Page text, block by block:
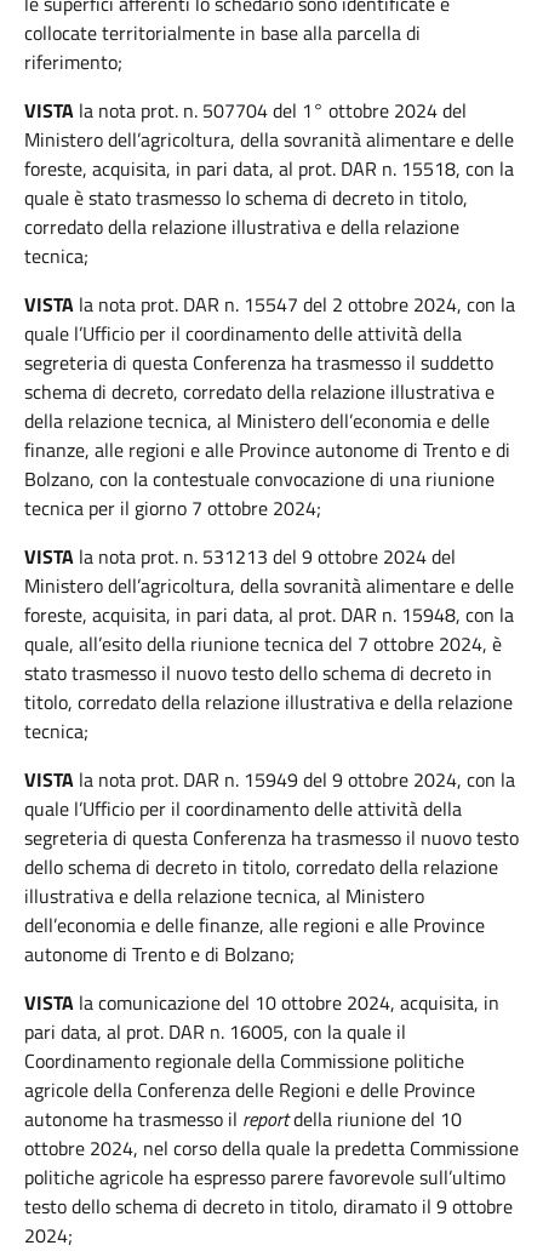
collocate territorialmente in base alla parcella di
riferimento;
VISTA la nota prot. n. 507704 del 1° ottobre 2024 del
Ministero dell’agricoltura, della sovranità alimentare e delle
foreste, acquisita, in pari data, al prot. DAR n. 15518, con la
quale è stato trasmesso lo schema di decreto in titolo,
corredato della relazione illustrativa e della relazione
tecnica;
VISTA la nota prot. DAR n. 15547 del 2 ottobre 2024, con la
quale l’Ufficio per il coordinamento delle attività della
segreteria di questa Conferenza ha trasmesso il suddetto
schema di decreto, corredato della relazione illustrativa e
della relazione tecnica, al Ministero dell’economia e delle
finanze, alle regioni e alle Province autonome di Trento e di
Bolzano, con la contestuale convocazione di una riunione
tecnica per il giorno 7 ottobre 2024;
VISTA la nota prot. n. 531213 del 9 ottobre 2024 del
Ministero dell’agricoltura, della sovranità alimentare e delle
foreste, acquisita, in pari data, al prot. DAR n. 15948, con la
quale, all’esito della riunione tecnica del 7 ottobre 2024, è
stato trasmesso il nuovo testo dello schema di decreto in
titolo, corredato della relazione illustrativa e della relazione
tecnica;
VISTA la nota prot. DAR n. 15949 del 9 ottobre 2024, con la
quale l’Ufficio per il coordinamento delle attività della
segreteria di questa Conferenza ha trasmesso il nuovo testo
dello schema di decreto in titolo, corredato della relazione
illustrativa e della relazione tecnica, al Ministero
dell’economia e delle finanze, alle regioni e alle Province
autonome di Trento e di Bolzano;
VISTA la comunicazione del 10 ottobre 2024, acquisita, in
pari data, al prot. DAR n. 16005, con la quale il
Coordinamento regionale della Commissione politiche
agricole della Conferenza delle Regioni e delle Province
autonome ha trasmesso il reportdella riunione del 10
ottobre 2024, nel corso della quale la predetta Commissione
politiche agricole ha espresso parere favorevole sull’ultimo
testo dello schema di decreto in titolo, diramato il 9 ottobre
2024;